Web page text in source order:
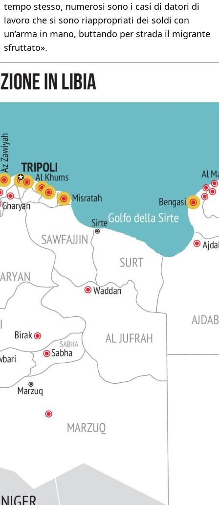
tempo stesso, numerosi sono i casi di datori di
lavoro che si sono riappropriati dei soldi con
un’arma in mano, buttando per strada il migrante
sfruttato».